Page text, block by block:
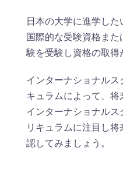
日本の大学に進学し
国際的な受験資格ま
験を受験し資格の取得
インターナショナルス
キュラムによって、将
インターナショナル
リキュラムに注目し
認してみましょう。